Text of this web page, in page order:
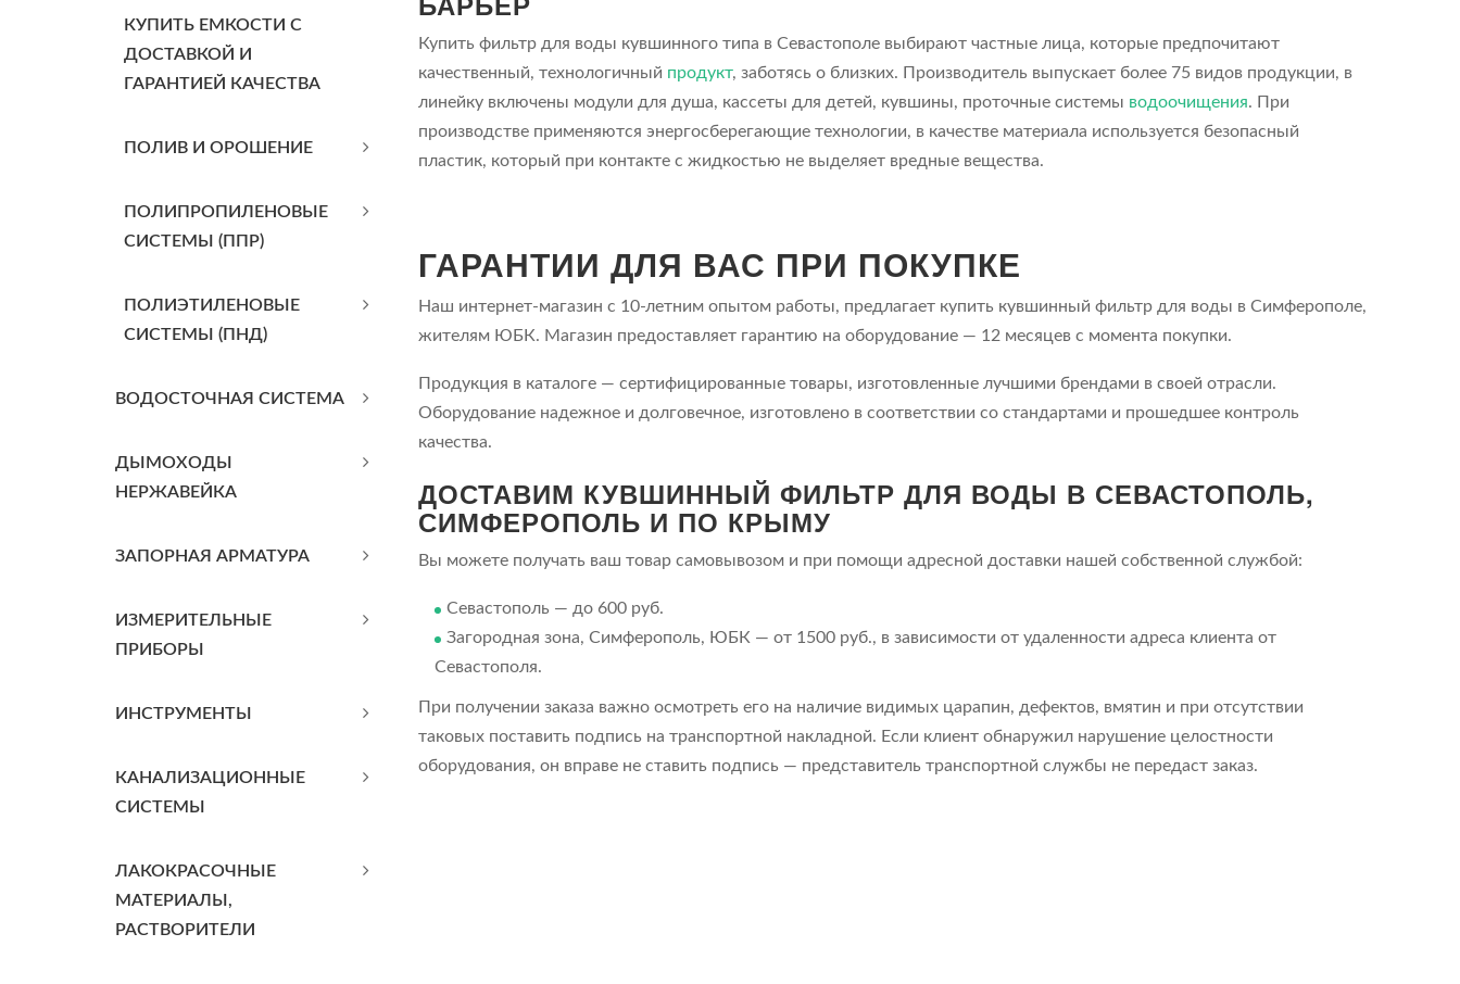
КУПИТЬ ЕМКОСТИ С
ДОСТАВКОЙ И
ГАРАНТИЕЙ КАЧЕСТВА
ПОЛИВ И ОРОШЕНИЕ
ПОЛИПРОПИЛЕНОВЫЕ
СИСТЕМЫ (ППР)
ПОЛИЭТИЛЕНОВЫЕ
СИСТЕМЫ (ПНД)
ВОДОСТОЧНАЯ СИСТЕМА
ДЫМОХОДЫ
НЕРЖАВЕЙКА
ЗАПОРНАЯ АРМАТУРА
ИЗМЕРИТЕЛЬНЫЕ
ПРИБОРЫ
ИНСТРУМЕНТЫ
КАНАЛИЗАЦИОННЫЕ
СИСТЕМЫ
ЛАКОКРАСОЧНЫЕ
МАТЕРИАЛЫ,
РАСТВОРИТЕЛИ
Купить фильтр для воды кувшинного типа в Севастополе выбирают частные лица, которые предпочитают
качественный, технологичный продукт, заботясь о близких. Производитель выпускает более 75 видов продукции, в
линейку включены модули для душа, кассеты для детей, кувшины, проточные системы водоочищения. При
производстве применяются энергосберегающие технологии, в качестве материала используется безопасный
пластик, который при контакте с жидкостью не выделяет вредные вещества.
ГАРАНТИИ ДЛЯ ВАС ПРИ ПОКУПКЕ
Наш интернет-магазин с 10-летним опытом работы, предлагает купить кувшинный фильтр для воды в Симферополе,
жителям ЮБК. Магазин предоставляет гарантию на оборудование — 12 месяцев с момента покупки.
Продукция в каталоге — сертифицированные товары, изготовленные лучшими брендами в своей отрасли.
Оборудование надежное и долговечное, изготовлено в соответствии со стандартами и прошедшее контроль
качества.
ДОСТАВИМ КУВШИННЫЙ ФИЛЬТР ДЛЯ ВОДЫ В СЕВАСТОПОЛЬ,
СИМФЕРОПОЛЬ И ПО КРЫМУ
Вы можете получать ваш товар самовывозом и при помощи адресной доставки нашей собственной службой:
Севастополь — до 600 руб.
Загородная зона, Симферополь, ЮБК — от 1500 руб., в зависимости от удаленности адреса клиента от
Севастополя.
При получении заказа важно осмотреть его на наличие видимых царапин, дефектов, вмятин и при отсутствии
таковых поставить подпись на транспортной накладной. Если клиент обнаружил нарушение целостности
оборудования, он вправе не ставить подпись — представитель транспортной службы не передаст заказ.